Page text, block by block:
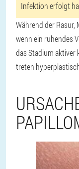
Infektion erfolgt
Während der Rasur,
wenn ein ruhendes
das Stadium aktiver
treten